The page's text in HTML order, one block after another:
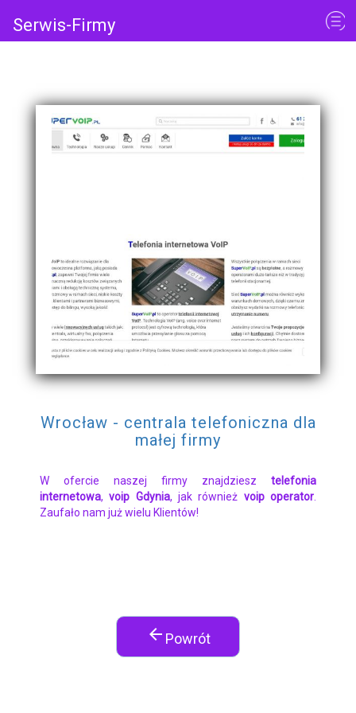
Serwis-Firmy
Wrocław - centrala telefoniczna dla
małej firmy
W ofercie naszej firmy znajdziesz telefonia
internetowa,voip Gdynia, jak również voip operator
Zaufało nam już wielu Klientów!
arrow_back Powrót